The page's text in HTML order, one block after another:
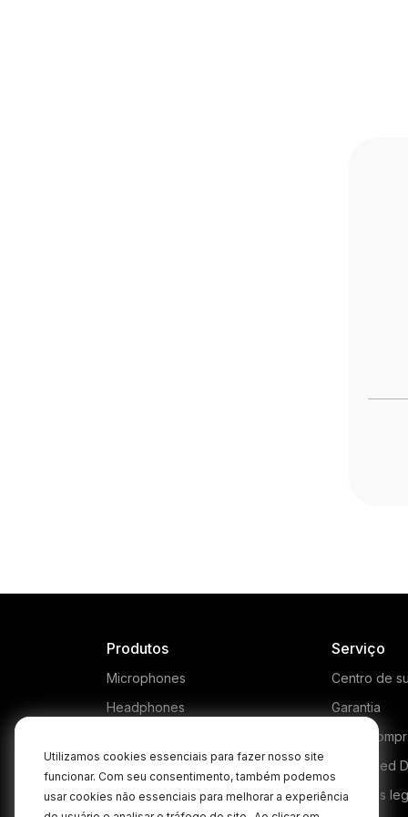
Utilizamos cookies essenciais para fazer nosso site
funcionar. Com seu consentimento, também podemos
usar cookies não essenciais para melhorar a experiência
Produtos
Microphones
Headphones
Accessories
Kits
Serviço
Centro de
Garantia
Onde
Authorised
Produtos